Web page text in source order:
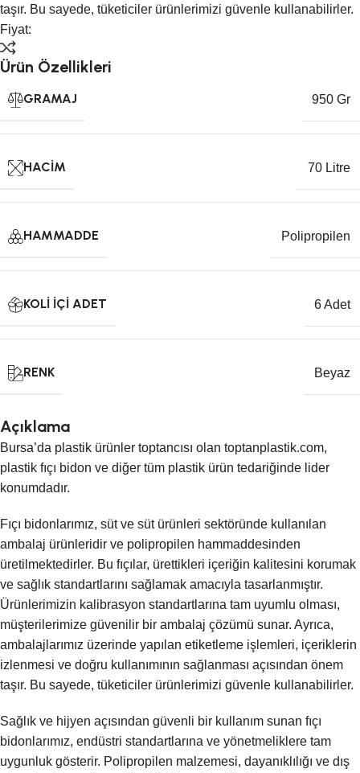
taşır. Bu sayede, tüketiciler ürünlerimizi güvenle kullanabilirler.
Fiyat:
Ürün Özellikleri
GRAMAJ 950 Gr
HACIM 70 Litre
HAMMADDE Polipropilen
KOLI İÇI ADET 6 Adet
RENK Beyaz
Açıklama
Bursa’da plastik ürünler toptancısı olan toptanplastik.com,
plastik fıçı bidon ve diğer tüm plastik ürün tedariğinde lider
konumdadır.
Fıçı bidonlarımız, süt ve süt ürünleri sektöründe kullanılan
ambalaj ürünleridir ve polipropilen hammaddesinden
üretilmektedirler. Bu fıçılar, ürettikleri içeriğin kalitesini korumak
ve sağlık standartlarını sağlamak amacıyla tasarlanmıştır.
Ürünlerimizin kalibrasyon standartlarına tam uyumlu olması,
müşterilerimize güvenilir bir ambalaj çözümü sunar. Ayrıca,
ambalajlarımız üzerinde yapılan etiketleme işlemleri, içeriklerin
izlenmesi ve doğru kullanımının sağlanması açısından önem
taşır. Bu sayede, tüketiciler ürünlerimizi güvenle kullanabilirler.
Sağlık ve hijyen açısından güvenli bir kullanım sunan fıçı
bidonlarımız, endüstri standartlarına ve yönetmeliklere tam
uygunluk gösterir. Polipropilen malzemesi, dayanıklılığı ve dış